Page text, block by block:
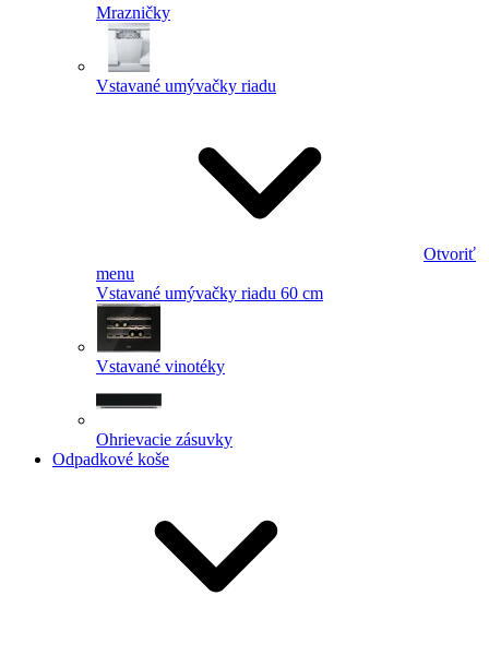
Mrazničky
Vstavané umývačky riadu
Otvoriť
menu
Vstavané umývačky riadu 60 cm
Vstavané vinotéky
Ohrievacie zásuvky
Odpadkové koše